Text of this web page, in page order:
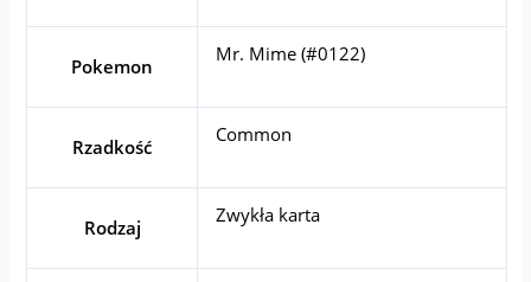
Pokemon
Mr. Mime (#0122)
Rzadkość
Common
Rodzaj
Zwykła karta